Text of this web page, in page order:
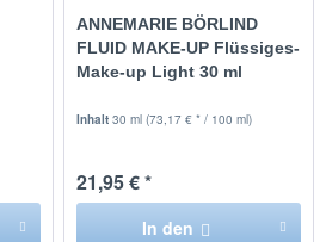
ANNEMARIE BÖRLIND
FLUID MAKE-UP Flüssiges-
Make-up Light 30 ml
Inhalt30 ml(73,17 € * / 100 ml)
21,95 € *
In den